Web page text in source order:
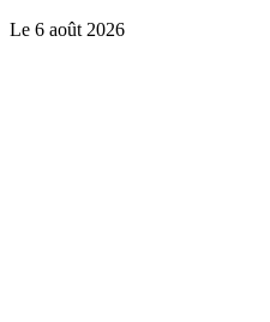
Le 6 août 2026